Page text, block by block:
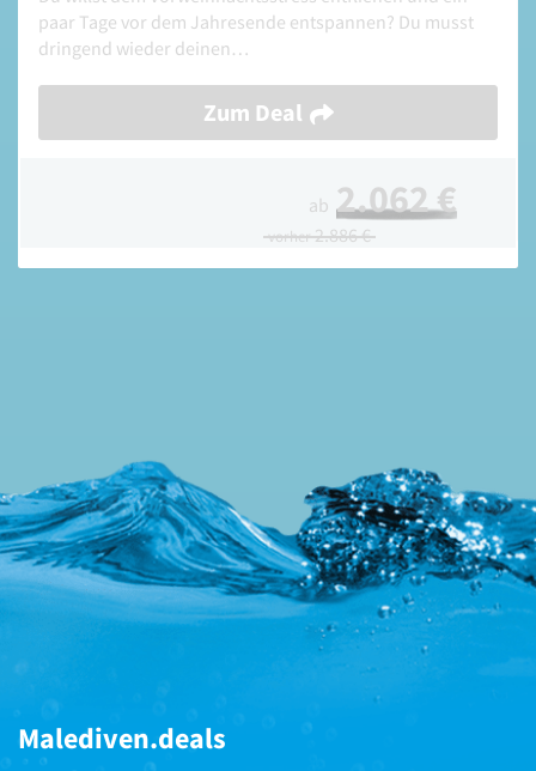
paar Tage vor dem Jahresende entspannen? Du musst
dringend wieder deinen…
Zum Deal
ab 2.062 €
vorher2.886 €
Malediven.deals